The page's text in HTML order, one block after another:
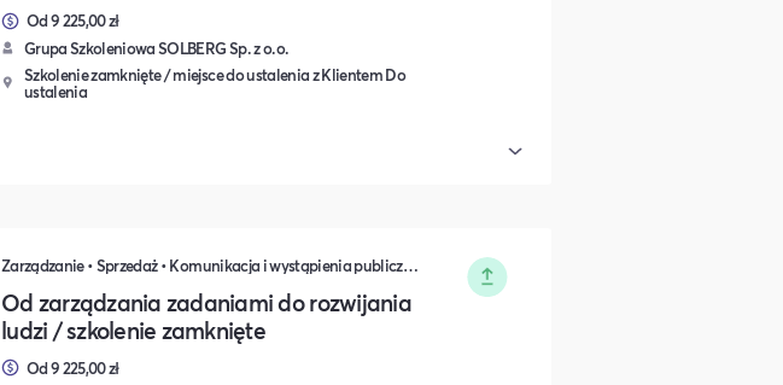
Od 9 225,00 zł
Grupa Szkoleniowa SOLBERG Sp. z o.o.
Szkolenie zamknięte / miejsce do ustalenia z Klientem Do
ustalenia
Zarządzanie • Sprzedaż • Komunikacja i wystąpienia publiczne • Rozwój osobisty • Turystyka i podróże • Wydarzenia zamknięte • Marketing • Biznes i Przedsiędsiębiorczość • Nauka i Edukacja • Polityka i Gospodarka • Dieta, Odżywianie i Degustacje • IT i Nowe technologie
Od zarządzania zadaniami do rozwijania
ludzi / szkolenie zamknięte
Od 9 225,00 zł